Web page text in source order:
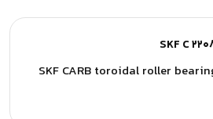
SKF CARB toroidal roller